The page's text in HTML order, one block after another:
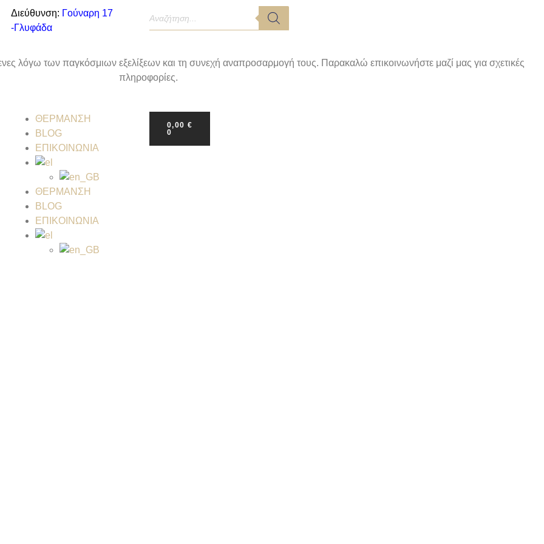
Διεύθυνση: Γούναρη 17
-Γλυφάδα
λόγω των παγκόσμιων εξελίξεων και τη συνεχή αναπροσαρμογή τους. Παρακαλώ επικοινωνήστε μαζί μας για σχετικές
πληροφορίες.
ΘΕΡΜΑΝΣΗ
BLOG
ΕΠΙΚΟΙΝΩΝΙΑ
ΘΕΡΜΑΝΣΗ
BLOG
ΕΠΙΚΟΙΝΩΝΙΑ
0,00 €
0